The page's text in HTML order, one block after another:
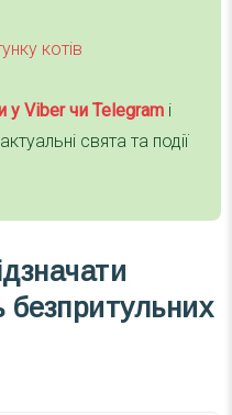
котів
у Viber чи Telegram і
свята та події